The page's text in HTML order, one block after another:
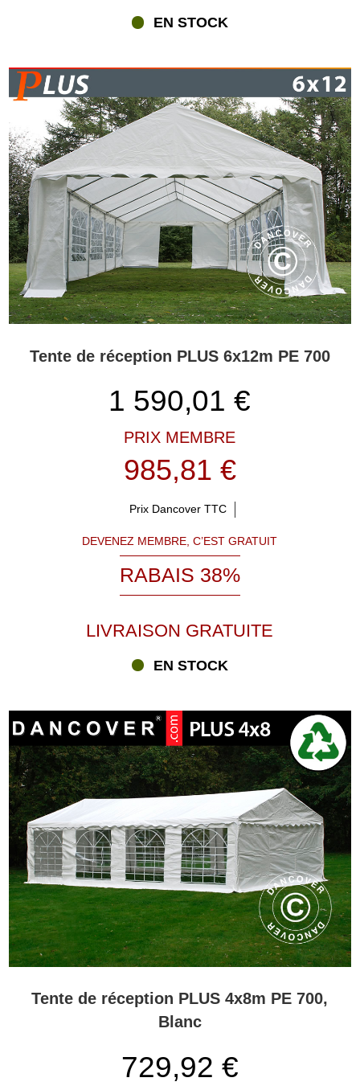
EN STOCK
Tente de réception PLUS 6x12m PE 700
1 590,01 €
PRIX MEMBRE
985,81 €
Prix Dancover TTC
DEVENEZ MEMBRE, C’EST GRATUIT
RABAIS 38%
LIVRAISON GRATUITE
EN STOCK
Tente de réception PLUS 4x8m PE 700,
Blanc
729,92 €